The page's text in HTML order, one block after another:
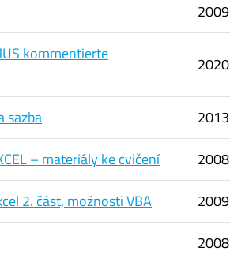
2009
kommentierte
2020
sazba
2013
– materiály ke cvičení
2008
2. část, možnosti VBA
2009
2008